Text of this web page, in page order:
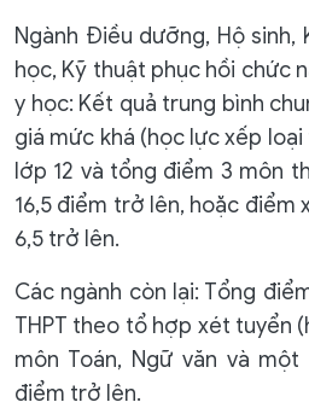
Ngành Điều dưỡng, Hộ
học, Kỹ thuật phục hồi chức
y học: Kết quả trung bình
giá mức khá (học lực xếp
lớp 12 và tổng điểm 3 môn
16,5 điểm trở lên, hoặc điểm
6,5 trở lên.
Các ngành còn lại: Tổng
THPT theo tổ hợp xét tuyển
môn Toán, Ngữ văn và
điểm trở lên.